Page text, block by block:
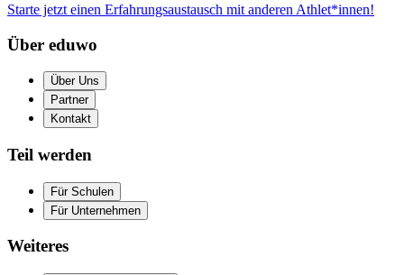
Starte jetzt einen Erfahrungsaustausch mit anderen Athlet*innen!
Über eduwo
Über Uns
Partner
Kontakt
Teil werden
Für Schulen
Für Unternehmen
Weiteres